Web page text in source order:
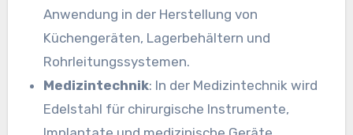
Anwendung in der Herstellung von
Küchengeräten, Lagerbehältern und
Rohrleitungssystemen.
Medizintechnik: In der Medizintechnik wird
Edelstahl für chirurgische Instrumente,